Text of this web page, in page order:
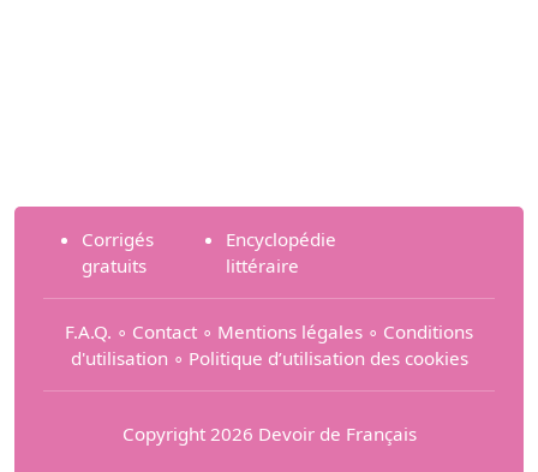
Corrigés
gratuits
Encyclopédie
littéraire
F.A.Q. ∘ Contact ∘ Mentions légales ∘ Conditions
d'utilisation ∘ Politique d’utilisation des cookies
Copyright 2026 Devoir de Français